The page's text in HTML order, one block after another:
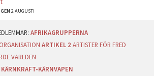
2 AUGUSTI
AFRIKAGRUPPERNA
ARTIKEL 2 ARTISTER FÖR FRED
VÄRLDEN
KÄRNVAPEN